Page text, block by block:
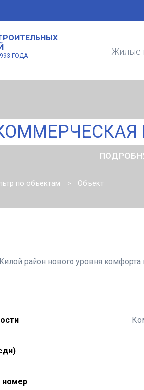
ГОДА Жилые
по объектам Объект
район нового уровня комфорта
номер